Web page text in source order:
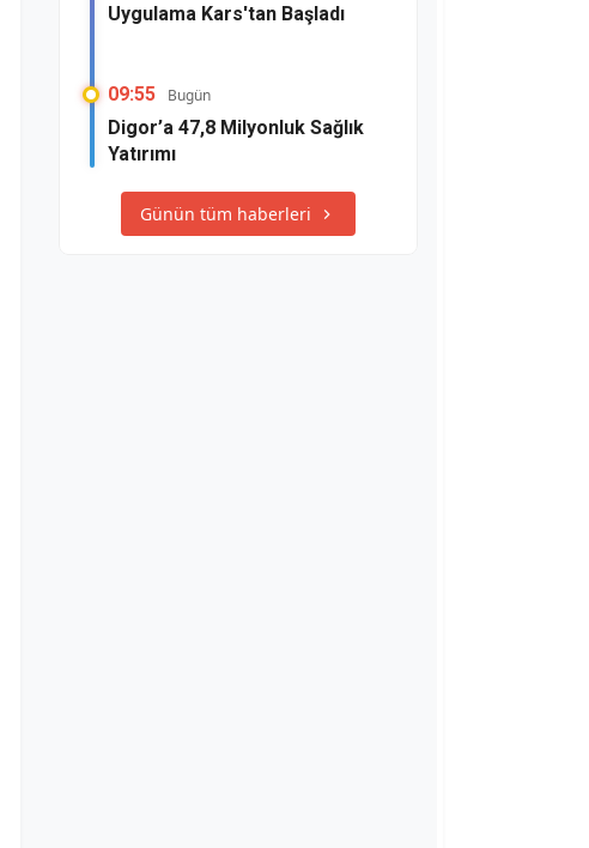
Uygulama Kars'tan Başladı
09:55 Bugün
Digor’a 47,8 Milyonluk Sağlık
Yatırımı
Günün tüm haberleri